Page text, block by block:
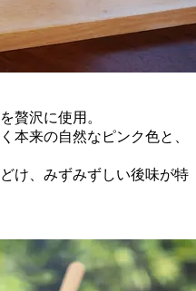
贅沢に使用。
本来の自然なピンク色と、
け、みずみずしい後味が特